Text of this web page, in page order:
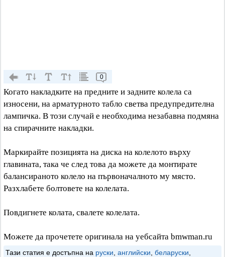
0
Когато накладките на предните и задните колела са
износени, на арматурното табло светва предупредителна
лампичка. В този случай е необходима незабавна подмяна
на спирачните накладки.
Маркирайте позицията на диска на колелото върху
главината, така че след това да можете да монтирате
балансираното колело на първоначалното му място.
Разхлабете болтовете на колелата.
Повдигнете колата, свалете колелата.
Можете да прочетете оригинала на уебсайта bmwman.ru
Тази статия е достъпна на руски английски беларуски